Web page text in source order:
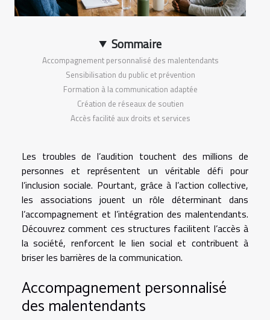
Sommaire
Accompagnement personnalisé des malentendants
Sensibilisation du public et prévention
Formation à la communication adaptée
Création de réseaux de soutien
Accès facilité aux droits et services
Les troubles de l’audition touchent des millions de
personnes et représentent un véritable défi pour
l’inclusion sociale. Pourtant, grâce à l’action collective,
les associations jouent un rôle déterminant dans
l’accompagnement et l’intégration des malentendants.
Découvrez comment ces structures facilitent l’accès à
la société, renforcent le lien social et contribuent à
briser les barrières de la communication.
Accompagnement personnalisé
des malentendants